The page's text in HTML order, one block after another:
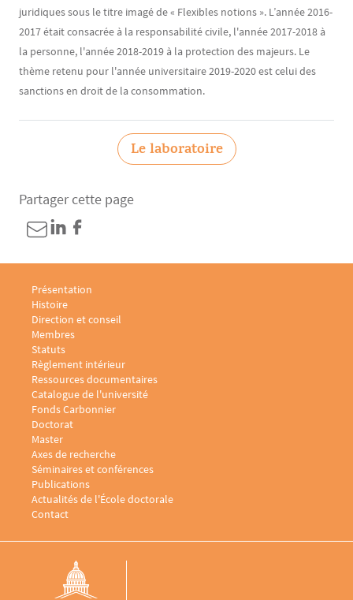
juridiques sous le titre imagé de « Flexibles notions ». L’année 2016-
2017 était consacrée à la responsabilité civile, l'année 2017-2018 à
la personne, l'année 2018-2019 à la protection des majeurs. Le
thème retenu pour l'année universitaire 2019-2020 est celui des
sanctions en droit de la consommation.
Le laboratoire
Partager cette page
Menu footer Laboratoire sociologie juridique 1
Présentation
Histoire
Direction et conseil
Membres
Statuts
Règlement intérieur
Menu footer Laboratoire sociologie juridique 2
Ressources documentaires
Catalogue de l'université
Fonds Carbonnier
Menu footer Laboratoire sociologie juridique 3
Doctorat
Master
Menu footer Laboratoire sociologie juridique 4
Axes de recherche
Séminaires et conférences
Publications
Actualités de l'École doctorale
Menu footer Laboratoire sociologie juridique 5
Contact